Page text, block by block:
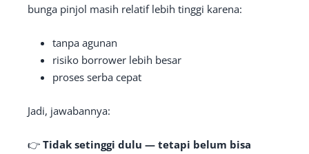
bunga pinjol masih relatif lebih tinggi karena:
tanpa agunan
risiko borrower lebih besar
proses serba cepat
Jadi, jawabannya:
👉 Tidak setinggi dulu — tetapi belum bisa